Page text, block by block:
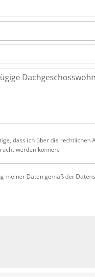
dass ich über die
werden können.
meiner Daten gemäß der